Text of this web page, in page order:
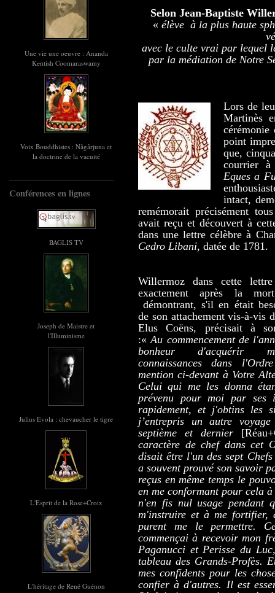
Une vie une oeuvre : Ananda
Kentish Coomaraswamy
Voix Bouddhistes : Nâgârjuna et
la doctrine de la vacuité
Conférences en lignes
BAGLIS TV
Joseph de Maistre et
l'Illuminisme
Julius Evola : chevaucher le tigre
L'Esprit de la Rose+Croix
L'héritage de René Guénon
Selon Jean-Baptiste
« élève à la plus haute
avec le culte vrai par lequel
par la médiation de Notre
Lors de
Martinès
point
que,
courrier à
Eques a
intact,
remémorait précisément
avait reçu et découvert à
dans une lettre célèbre à
Cedro Libani, datée de 1781.
Willermoz dans cette
exactement après la
démontrant, s'il en était
de son attachement vis-à-vis
Elus Coëns, précisait à
:«Au commencement de
bonheur d'acquérir
connaissances dans
mention ci-devant à Votre
Celui qui me les donna
prévenu pour moi par ses
rapidement, et j'obtins les
j’entrepris un autre
septième et dernier
caractère de chef dans cet
disait être l'un des sept
a souvent prouvé son savoir
reçus en même temps le
en me conformant pour cela
n'en fis nul usage pendant
m'instruire et à me fortifier,
purent me le permettre.
commençai à recevoir mon
Paganucci et Perisse du
tableau des Grands-Profès.
mes confidents pour les
confier à d'autres. Il est